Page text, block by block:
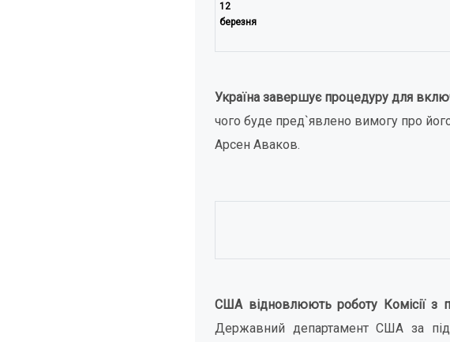
12
березня
Україна завершує процедуру для
чого буде пред`явлено вимогу про
Арсен Аваков.
США відновлюють роботу Комісії з
Державний департамент США за